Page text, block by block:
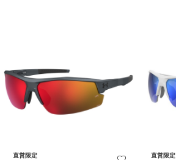
直営限定 直営限定